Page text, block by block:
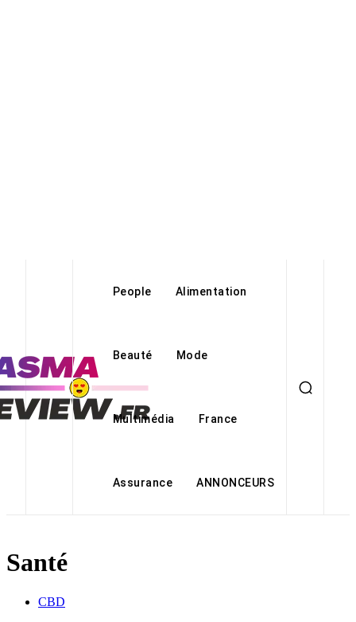
People Alimentation
Beauté Mode
Multimédia France
Assurance ANNONCEURS
Santé
CBD